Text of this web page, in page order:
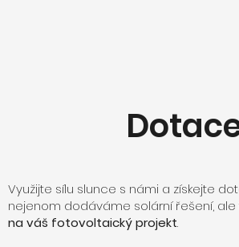
Využijte sílu slunce s námi a získejte
nejenom dodáváme solární řešení, ale
na váš fotovoltaický projekt.